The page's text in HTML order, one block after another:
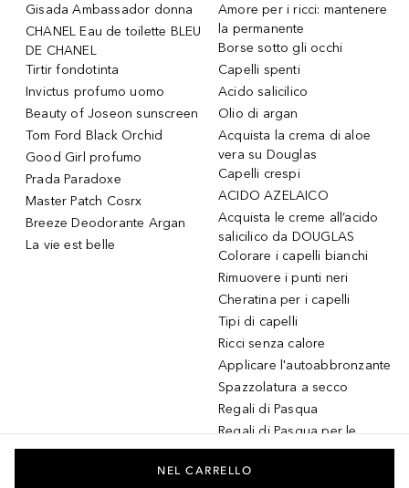
Gisada Ambassador donna
CHANEL Eau de toilette BLEU
DE CHANEL
Tirtir fondotinta
Invictus profumo uomo
Beauty of Joseon sunscreen
Tom Ford Black Orchid
Good Girl profumo
Prada Paradoxe
Master Patch Cosrx
Breeze Deodorante Argan
La vie est belle
Amore per i ricci: mantenere
la permanente
Borse sotto gli occhi
Capelli spenti
Acido salicilico
Olio di argan
Acquista la crema di aloe
vera su Douglas
Capelli crespi
ACIDO AZELAICO
Acquista le creme all’acido
salicilico da DOUGLAS
Colorare i capelli bianchi
Rimuovere i punti neri
Cheratina per i capelli
Tipi di capelli
Ricci senza calore
Applicare l'autoabbronzante
Spazzolatura a secco
Regali di Pasqua
Regali di Pasqua per le
donne
Regali di Pasqua per gli
NEL CARRELLO